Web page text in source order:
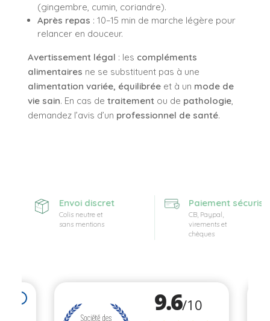
(gingembre, cumin, coriandre).
Après repas : 10–15 min de marche légère pour
relancer en douceur.
Avertissement légal : les compléments
alimentaires ne se substituent pas à une
alimentation variée, équilibrée et à un mode de
vie sain. En cas de traitement ou de pathologie
demandez l’avis d’un professionnel de santé.
Envoi discret
Colis neutre et
sans mentions
Paiement sécurisé
CB, Paypal,
virements et
chèques